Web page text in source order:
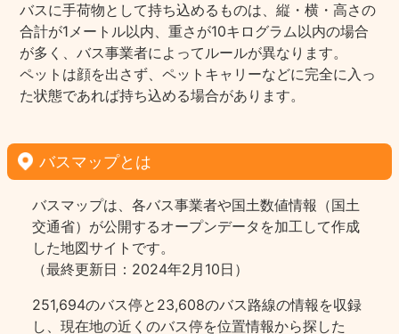
バスに手荷物として持ち込めるものは、縦・横・高さの
合計が1メートル以内、重さが10キログラム以内の場合
が多く、バス事業者によってルールが異なります。
ペットは顔を出さず、ペットキャリーなどに完全に入っ
た状態であれば持ち込める場合があります。
バスマップとは
バスマップは、各バス事業者や国土数値情報（国土
交通省）が公開するオープンデータを加工して作成
した地図サイトです。
（最終更新日：2024年2月10日）
251,694のバス停と23,608のバス路線の情報を収録
し、現在地の近くのバス停を位置情報から探した